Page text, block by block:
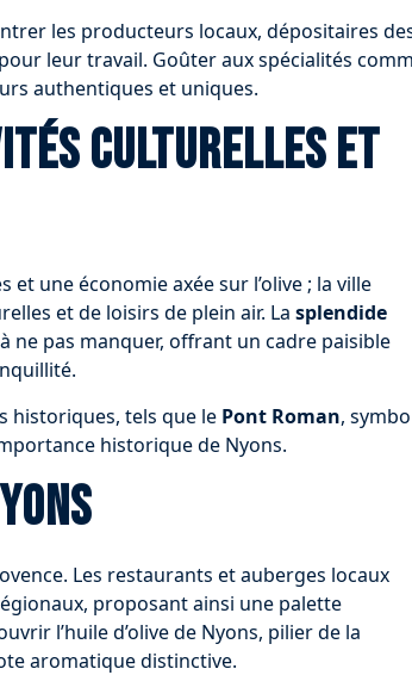
les producteurs locaux, dépositaires
leur travail. Goûter aux spécialités
authentiques et uniques.
culturelles et
et une économie axée sur l’olive ; la ville
et de loisirs de plein air. La splendide
ne pas manquer, offrant un cadre paisible
historiques, tels que le Pont Roman,
historique de Nyons.
Les restaurants et auberges locaux
proposant ainsi une palette
l’huile d’olive de Nyons, pilier de la
aromatique distinctive.